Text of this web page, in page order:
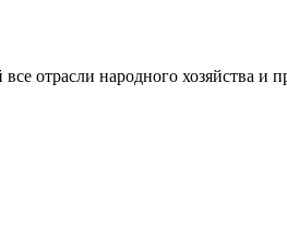
отрасли народного хозяйства и